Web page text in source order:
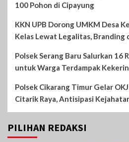
100 Pohon di Cipayung
KKN UPB Dorong UMKM Desa
Kelas Lewat Legalitas, Branding
Polsek Serang Baru Salurkan 16
untuk Warga Terdampak
Polsek Cikarang Timur Gelar
Citarik Raya, Antisipasi
PILIHAN REDAKSI